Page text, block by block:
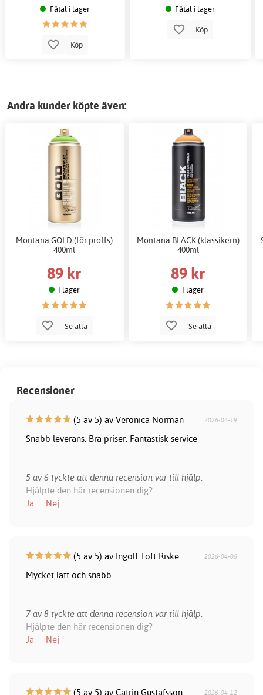
Fåtal i lager
Köp
Fåtal i lager
Köp
Andra kunder köpte även:
Montana GOLD (för proffs)
400ml
89 kr
I lager
Se alla
Montana BLACK (klassikern)
400ml
89 kr
I lager
Se alla
Recensioner
(5 av 5) av Veronica Norman 2026-04-19
Snabb leverans. Bra priser. Fantastisk service
5 av 6 tyckte att denna recension var till hjälp.
Hjälpte den här recensionen dig?
Ja
Nej
(5 av 5) av Ingolf Toft Riske 2026-04-06
Mycket lätt och snabb
7 av 8 tyckte att denna recension var till hjälp.
Hjälpte den här recensionen dig?
Ja
Nej
(5 av 5) av Catrin Gustafsson 2026-04-12